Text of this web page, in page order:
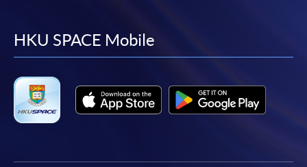
facebook
youtube
linkedin
HKU SPACE Mobile